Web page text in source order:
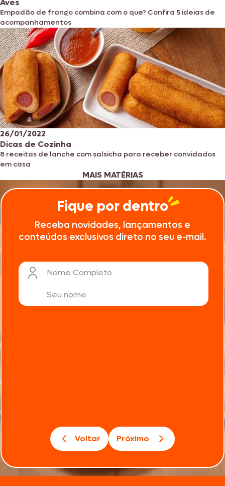
Aves
Empadão de frango combina com o que? Confira 5 ideias de
acompanhamentos
26/01/2022
Dicas de Cozinha
8 receitas de lanche com salsicha para receber convidados
em casa
MAIS MATÉRIAS
Fique por dentro
Receba novidades, lançamentos e
conteúdos exclusivos direto no seu e-mail.
Nome Completo
Voltar Próximo